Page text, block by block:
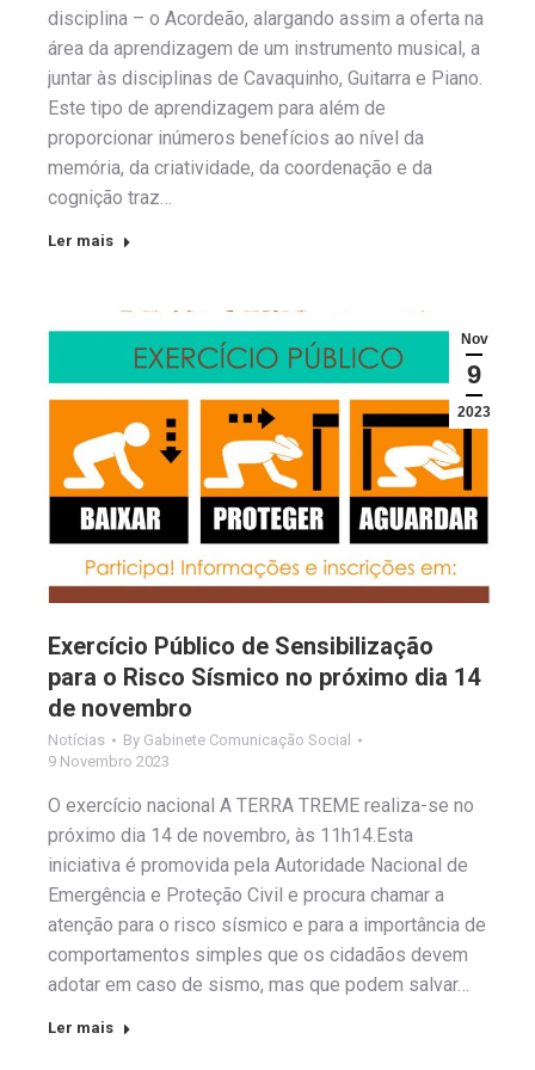
disciplina – o Acordeão, alargando assim a oferta na
área da aprendizagem de um instrumento musical, a
juntar às disciplinas de Cavaquinho, Guitarra e Piano.
Este tipo de aprendizagem para além de
proporcionar inúmeros benefícios ao nível da
memória, da criatividade, da coordenação e da
cognição traz…
Ler mais
Nov
9
2023
Exercício Público de Sensibilização
para o Risco Sísmico no próximo dia 14
de novembro
Notícias By Gabinete Comunicação Social
9 Novembro 2023
O exercício nacional A TERRA TREME realiza-se no
próximo dia 14 de novembro, às 11h14.Esta
iniciativa é promovida pela Autoridade Nacional de
Emergência e Proteção Civil e procura chamar a
atenção para o risco sísmico e para a importância de
comportamentos simples que os cidadãos devem
adotar em caso de sismo, mas que podem salvar…
Ler mais